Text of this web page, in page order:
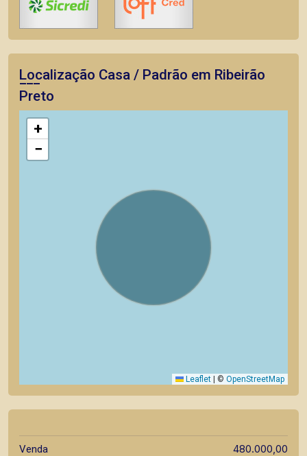
Localização Casa / Padrão em Ribeirão
Preto
+
−
Leaflet © OpenStreetMap
Venda 480.000,00